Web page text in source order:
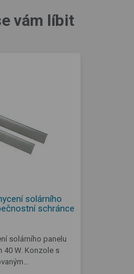
vám líbit
solárního
schránce
solárního panelu
40 W. Konzole s